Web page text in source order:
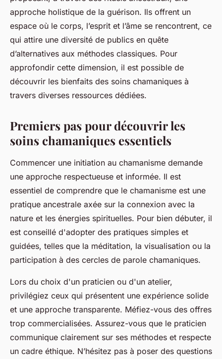
approche holistique de la guérison. Ils offrent un
espace où le corps, l’esprit et l’âme se rencontrent, ce
qui attire une diversité de publics en quête
d’alternatives aux méthodes classiques. Pour
approfondir cette dimension, il est possible de
découvrir les bienfaits des soins chamaniques à
travers diverses ressources dédiées.
Premiers pas pour découvrir les
soins chamaniques essentiels
Commencer une initiation au chamanisme demande
une approche respectueuse et informée. Il est
essentiel de comprendre que le chamanisme est une
pratique ancestrale axée sur la connexion avec la
nature et les énergies spirituelles. Pour bien débuter, il
est conseillé d'adopter des pratiques simples et
guidées, telles que la méditation, la visualisation ou la
participation à des cercles de parole chamaniques.
Lors du choix d'un praticien ou d'un atelier,
privilégiez ceux qui présentent une expérience solide
et une approche transparente. Méfiez-vous des offres
trop commercialisées. Assurez-vous que le praticien
communique clairement sur ses méthodes et respecte
un cadre éthique. N’hésitez pas à poser des questions